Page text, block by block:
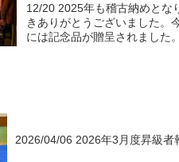
12/20 2025年も稽古納めとな
きありがとうございました。
には記念品が贈呈されました
2026/04/06 2026年3月度昇級者